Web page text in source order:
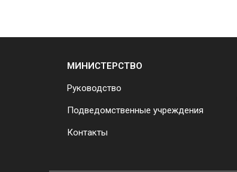
МИНИСТЕРСТВО
Руководство
Подведомственные учреждения
Контакты